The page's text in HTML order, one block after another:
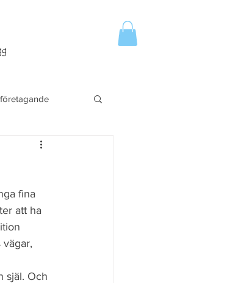
företagande
fina
att ha
vägar,
själ. Och